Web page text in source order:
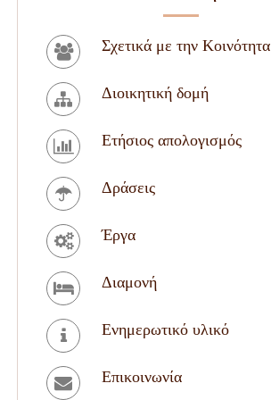
Σχετικά με την Κοινότητα
Διοικητική δομή
Ετήσιος απολογισμός
Δράσεις
Έργα
Διαμονή
Ενημερωτικό υλικό
Επικοινωνία